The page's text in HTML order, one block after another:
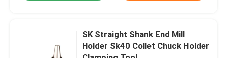
SK-Hulpmiddelhouder
SK Straight Shank End Mill
Holder Sk40 Collet Chuck Holder